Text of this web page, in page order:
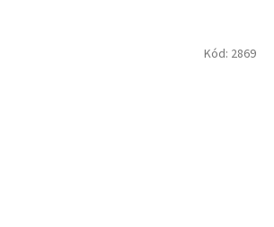
Kód: 2869